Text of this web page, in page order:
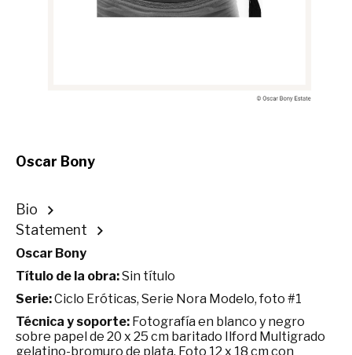
Oscar Bony
Bio
Statement
Oscar Bony
Título de la obra:Sin título
Serie:Ciclo Eróticas, Serie Nora Modelo, foto #1
Técnica y soporte: Fotografía en blanco y negro
sobre papel de 20 x 25 cm baritado Ilford Multigrado
gelatino-bromuro de plata. Foto 12 x 18 cm con